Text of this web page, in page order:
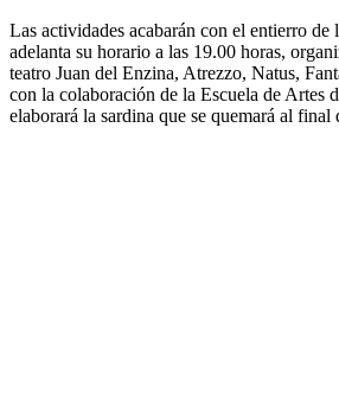
Las actividades acabarán con el entierro de
adelanta su horario a las 19.00 horas,
teatro Juan del Enzina, Atrezzo, Natus,
con la colaboración de la Escuela de Artes
elaborará la sardina que se quemará al final